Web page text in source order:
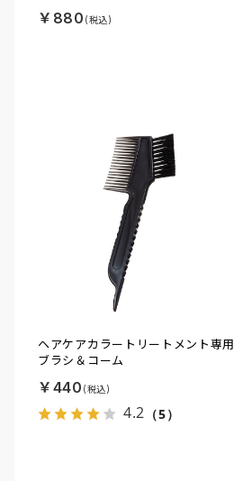
￥880
ヘアケアカラートリートメント専用
ブラシ＆コーム
￥440
4.2 （5）